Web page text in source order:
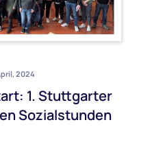
2024
1. Stuttgarter
Sozialstunden